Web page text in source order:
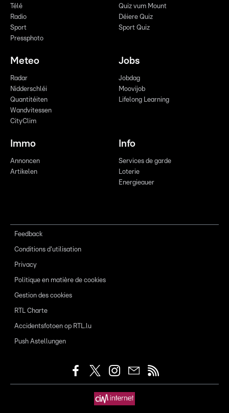
Télé
Radio
Sport
Pressphoto
Quiz vum Mount
Déiere Quiz
Sport Quiz
Meteo
Radar
Nidderschléi
Quantitéiten
Wandvitessen
CityClim
Jobs
Jobdag
Moovijob
Lifelong Learning
Immo
Annoncen
Artikelen
Info
Services de garde
Loterie
Energieauer
Feedback
Conditions d'utilisation
Privacy
Politique en matière de cookies
Gestion des cookies
RTL Charte
Accidentsfotoen op RTL.lu
Push Astellungen